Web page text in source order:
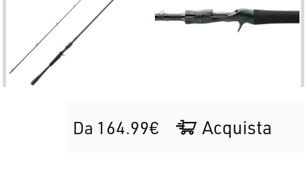
Da 164.99€ Acquista